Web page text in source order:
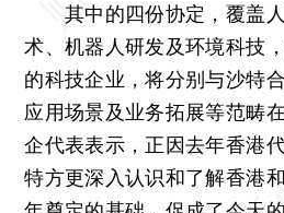
其中的四份协定，覆盖人
术、机器人研发及环境科技
的科技企业，将分别与沙特
应用场景及业务拓展等范畴
企代表表示，正因去年香港
特方更深入认识和了解香港